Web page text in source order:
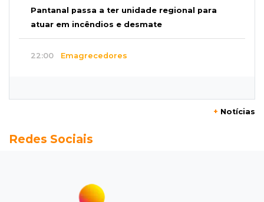
Pantanal passa a ter unidade regional para
atuar em incêndios e desmate
22:00 Emagrecedores
Granizo danifica telhados e plantações
Agregado
Inter perde para o Corinthians mas avança às
+ Notícias
Redes Sociais